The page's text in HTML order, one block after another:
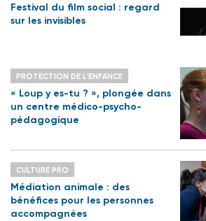
Festival du film social : regard
sur les invisibles
PROTECTION DE L'ENFANCE
« Loup y es-tu ? », plongée dans
un centre médico-psycho-
pédagogique
CULTURE PRO
Médiation animale : des
bénéfices pour les personnes
accompagnées